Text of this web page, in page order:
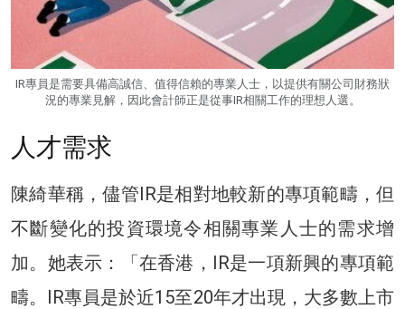
IR專員是需要具備高誠信、值得信賴的專業人士，以提供有關公司財務狀
況的專業見解，因此會計師正是從事IR相關工作的理想人選。
人才需求
陳綺華稱，儘管IR是相對地較新的專項範疇，但
不斷變化的投資環境令相關專業人士的需求增
加。她表示：「在香港，IR是一項新興的專項範
疇。IR專員是於近15至20年才出現，大多數上市